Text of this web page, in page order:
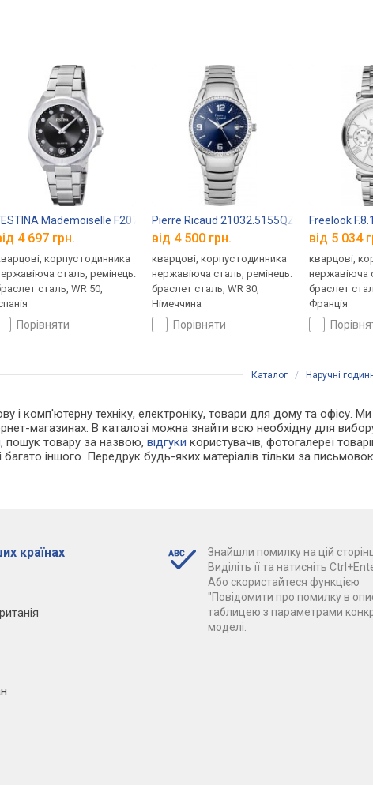
Mademoiselle F20700/6
4 697 грн.
корпус годинника
сталь, ремінець:
сталь, WR 50,
порівняти
Pierre Ricaud 21032.5155QZ
від 4 500 грн.
кварцові, корпус годинника
нержавіюча сталь, ремінець:
браслет сталь, WR 30,
Німеччина
порівняти
Freelook
від 5 034
кварцові,
нержавіюча
браслет
Франція
Каталог / Наручні
і комп'ютерну техніку, електроніку, товари для дому та офісу.
магазинах. В каталозі можна знайти всю необхідну для
, пошук товару за назвою,відгуки користувачів, фотогалереї
і багато іншого. Передрук будь-яких матеріалів тільки за
країнах
Знайшли помилку на цій
Виділіть її та натисніть
Або скористайтеся функцією
"Повідомити про помилку в
таблицею з параметрами
моделі.